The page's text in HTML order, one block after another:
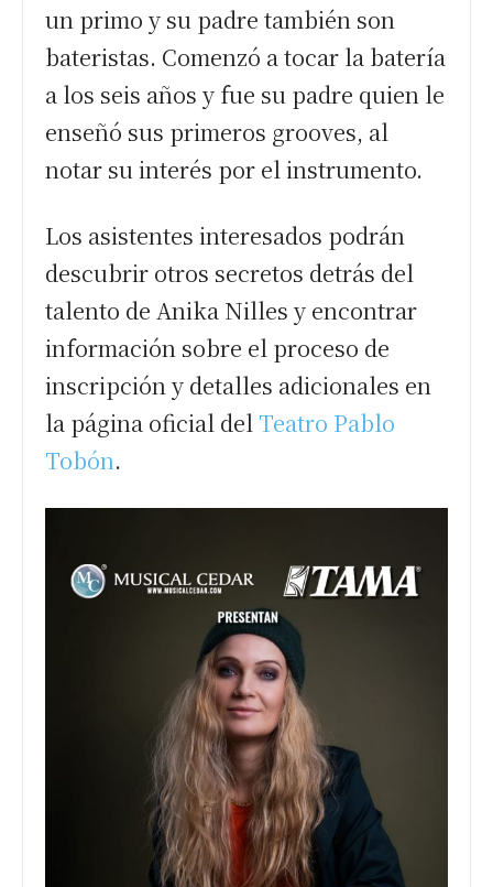
un primo y su padre también son
bateristas. Comenzó a tocar la batería
a los seis años y fue su padre quien le
enseñó sus primeros grooves, al
notar su interés por el instrumento.
Los asistentes interesados podrán
descubrir otros secretos detrás del
talento de Anika Nilles y encontrar
información sobre el proceso de
inscripción y detalles adicionales en
la página oficial del Teatro Pablo
Tobón.